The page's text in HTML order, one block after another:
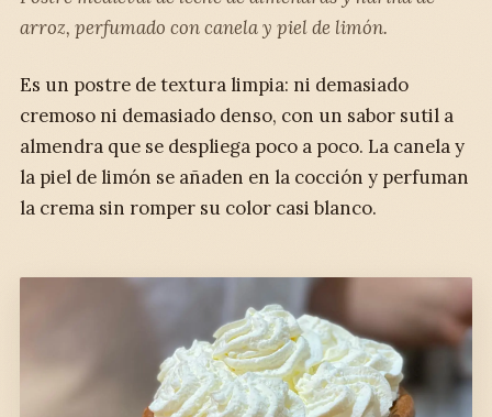
arroz, perfumado con canela y piel de limón.
Es un postre de textura limpia: ni demasiado
cremoso ni demasiado denso, con un sabor sutil a
almendra que se despliega poco a poco. La canela y
la piel de limón se añaden en la cocción y perfuman
la crema sin romper su color casi blanco.